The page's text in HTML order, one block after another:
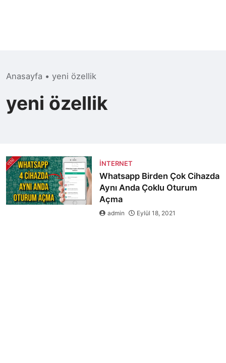
Anasayfa • yeni özellik
yeni özellik
İNTERNET
Whatsapp Birden Çok Cihazda
Aynı Anda Çoklu Oturum
Açma
admin Eylül 18, 2021